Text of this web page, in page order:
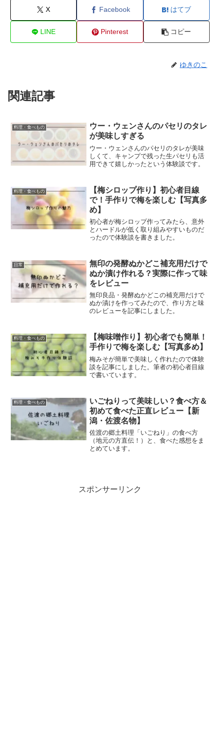
X Facebook はてブ
LINE Pinterest コピー
ゆきのこ
関連記事
料理・食べもの
ウー・ウェンさんのパセリのタレ
が美味しすぎる
ウー・ウェンさんのパセリのタレが美味
しくて、キャンプで残った生パセリも活
用できて嬉しかったという体験談です。
料理・食べもの
【梅シロップ作り】初心者目線
で！手作りで梅を楽しむ【写真多
め】
初心者が梅シロップ作ってみたら、意外
とハードルが低く取り組みやすいものだ
ったので体験談を書きました。
日常
無印の発酵ぬかどこ補充用だけで
ぬか漬け作れる？実際に作って味
をレビュー
無印良品・発酵ぬかどこの補充用だけで
ぬか漬けを作ってみたので、作り方と味
のレビューを記事にしました。
料理・食べもの
【梅味噌作り】初心者でも簡単！
手作りで梅を楽しむ【写真多め】
梅みそが簡単で美味しく作れたので体験
談を記事にしました。筆者の初心者目線
で書いています。
料理・食べもの
いごねりって美味しい？食べ方＆
初めて食べた正直レビュー【新
潟・佐渡名物】
佐渡の郷土料理「いごねり」の食べ方
（地元の方直伝！）と、食べた感想をま
とめています。
スポンサーリンク